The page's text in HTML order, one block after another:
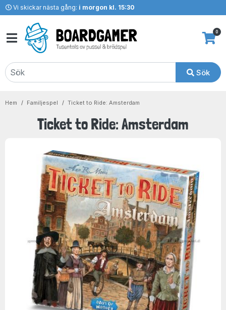
Vi skickar nästa gång: i morgon kl. 15:30
Sök
0
Hem Familjespel Ticket to Ride: Amsterdam
Ticket to Ride: Amsterdam